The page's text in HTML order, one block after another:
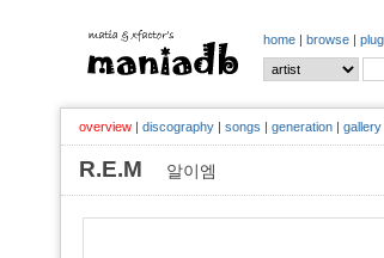
home | browse |
overview | discography | songs | generation | gallery
R.E.M 알이엠